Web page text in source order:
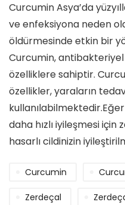
Curcumin Asya’da
ve enfeksiyona neden
öldürmesinde etkin bir
Curcumin,
özelliklere sahiptir.
özellikler, yaraların
daha hızlı iyileşmesi
hasarlı cildinizin
Curcumin
Zerdeçal